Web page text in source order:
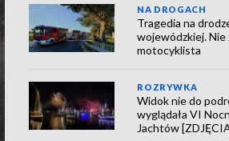
NA DROGACH
Tragedia na
wojewódzkiej. Nie
motocyklista
ROZRYWKA
Widok nie do
wyglądała VI
Jachtów